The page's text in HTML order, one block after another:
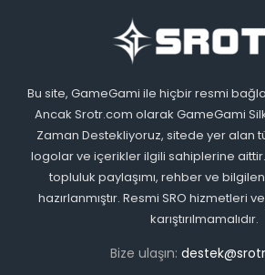
Bu site, GameGami ile hiçbir resmi
Ancak Srotr.com olarak GameGami
Zaman Destekliyoruz, sitede yer alan
logolar ve içerikler ilgili sahiplerine
topluluk paylaşımı, rehber ve
hazırlanmıştır. Resmi SRO hizmetleri
karıştırılmamalıdır.
Bize ulaşın: